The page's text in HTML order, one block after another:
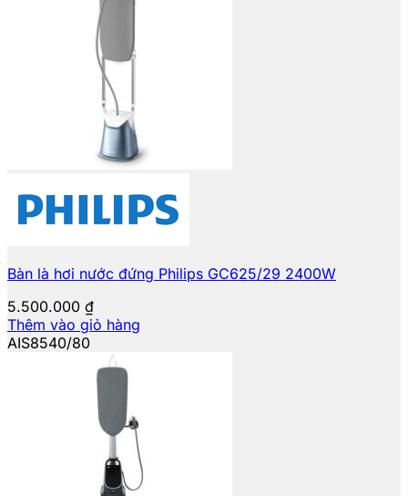
Bàn là hơi nước đứng Philips GC625/29 2400W
5.500.000 ₫
Thêm vào giỏ hàng
AIS8540/80